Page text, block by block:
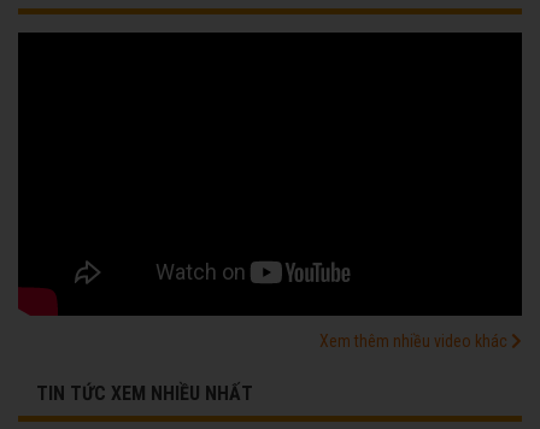
Xem thêm nhiều video khác
TIN TỨC XEM NHIỀU NHẤT